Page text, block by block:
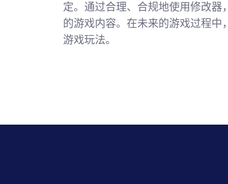
定。通过合理、合规地使用修改
的游戏内容。在未来的游戏过程
游戏玩法。